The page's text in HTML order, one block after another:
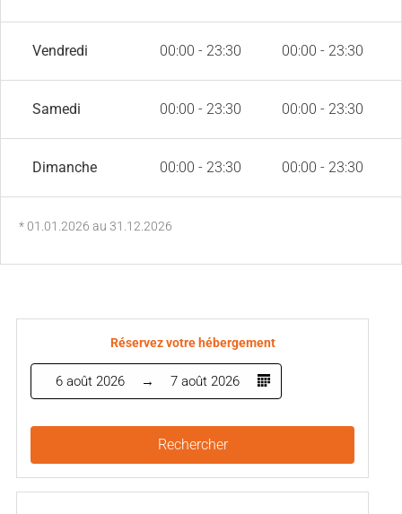
Vendredi 00:00 - 23:30 00:00 - 23:30
Samedi 00:00 - 23:30 00:00 - 23:30
Dimanche 00:00 - 23:30 00:00 - 23:30
* 01.01.2026 au 31.12.2026
Réservez votre hébergement
6 août 2026 7 août 2026
Rechercher